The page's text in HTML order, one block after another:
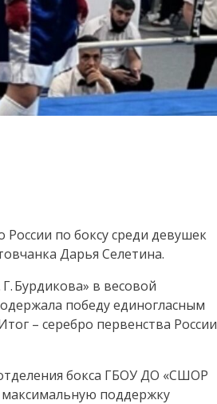
по боксу среди девушек
Дарья Селетина.
Бурдикова» в весовой
победу единогласным
– серебро первенства
бокса ГБОУ ДО «СШОР
поддержку